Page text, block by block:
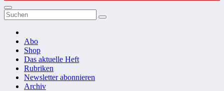
Abo
Shop
Das aktuelle Heft
Rubriken
Newsletter abonnieren
Archiv